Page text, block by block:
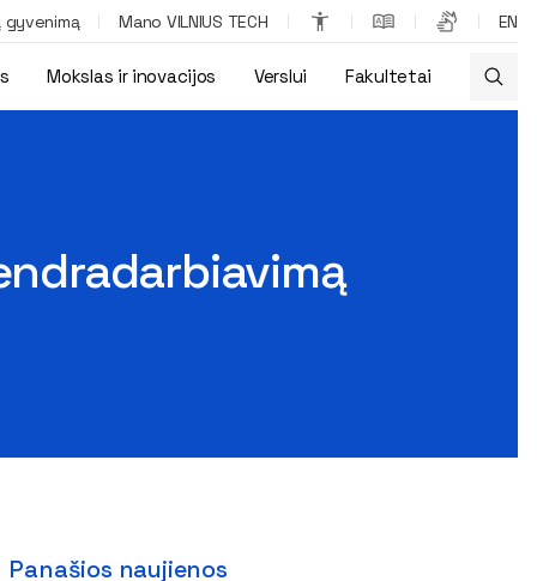
gyvenimą Mano VILNIUS TECH EN
Mokslas ir inovacijos Verslui Fakultetai
technologijų srityse
Panašios naujienos